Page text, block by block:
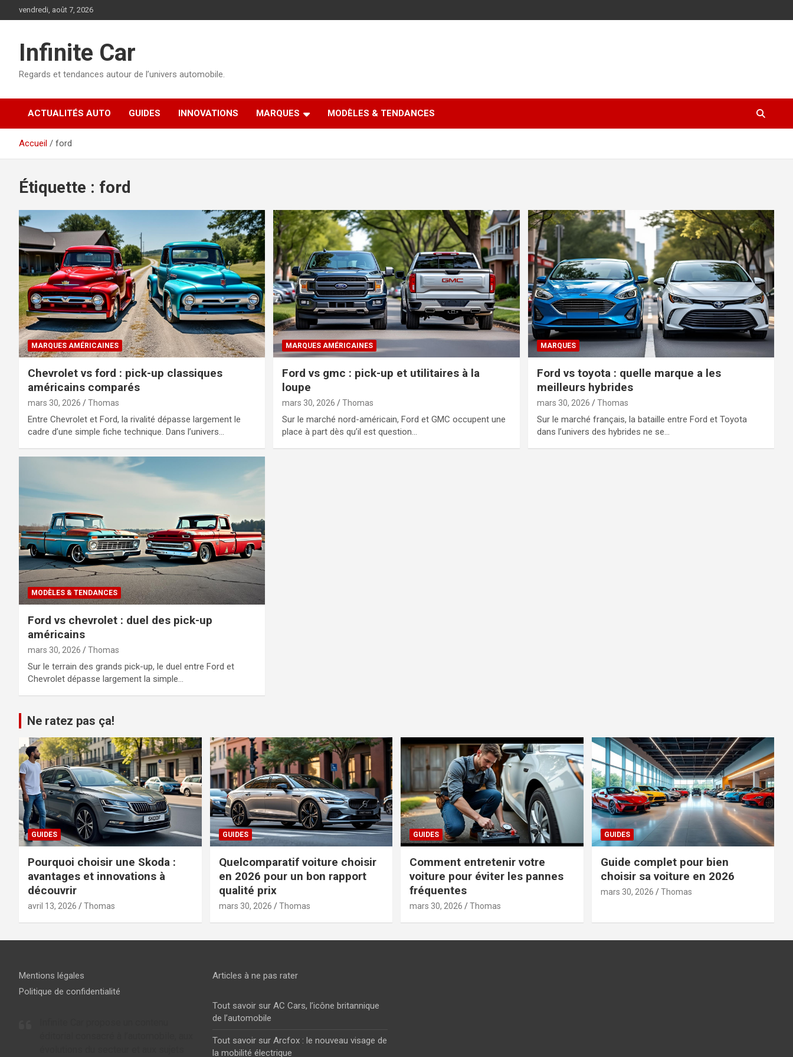
au
vendredi, août 7, 2026
Infinite Car
Regards et tendances autour de l’univers automobile.
ACTUALITÉS AUTO GUIDES INNOVATIONS MARQUES MODÈLES & TENDANCES
Accueil ford
Étiquette : ford
MARQUES AMÉRICAINES
Chevrolet vs ford : pick-up classiques
américains comparés
mars 30, 2026 Thomas
Entre Chevrolet et Ford, la rivalité dépasse largement le
cadre d’une simple fiche technique. Dans l’univers…
MARQUES AMÉRICAINES
Ford vs gmc : pick-up et utilitaires à la
loupe
mars 30, 2026 Thomas
Sur le marché nord-américain, Ford et GMC occupent une
place à part dès qu’il est question…
MARQUES
Ford vs toyota : quelle marque a les
meilleurs hybrides
mars 30, 2026 Thomas
Sur le marché français, la bataille entre Ford et Toyota
dans l’univers des hybrides ne se…
MODÈLES & TENDANCES
Ford vs chevrolet : duel des pick-up
américains
mars 30, 2026 Thomas
Sur le terrain des grands pick-up, le duel entre Ford et
Chevrolet dépasse largement la simple…
Ne ratez pas ça!
GUIDES
Pourquoi choisir une Skoda :
avantages et innovations à
découvrir
avril 13, 2026 Thomas
GUIDES
Quelcomparatif voiture choisir
en 2026 pour un bon rapport
qualité prix
mars 30, 2026 Thomas
GUIDES
Comment entretenir votre
voiture pour éviter les pannes
fréquentes
mars 30, 2026 Thomas
GUIDES
Guide complet pour bien
choisir sa voiture en 2026
mars 30, 2026 Thomas
Mentions légales
Politique de confidentialité
Articles à ne pas rater
Tout savoir sur AC Cars, l’icône britannique
de l’automobile
Tout savoir sur Arcfox : le nouveau visage de
la mobilité électrique